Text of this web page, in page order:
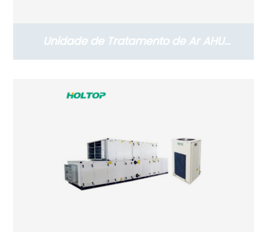
Unidade de Tratamento de Ar AHU